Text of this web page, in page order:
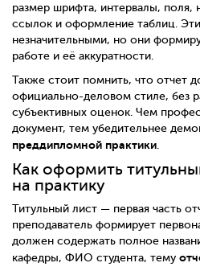
размер шрифта, интервалы, поля,
ссылок и оформление таблиц.
незначительными, но они
работе и её аккуратности.
Также стоит помнить, что отчет
официально-деловом стиле, без
субъективных оценок. Чем
документ, тем убедительнее
преддипломной практики
Как оформить
на практику
Титульный лист — первая часть
преподаватель формирует
должен содержать полное
кафедры, ФИО студента, тему